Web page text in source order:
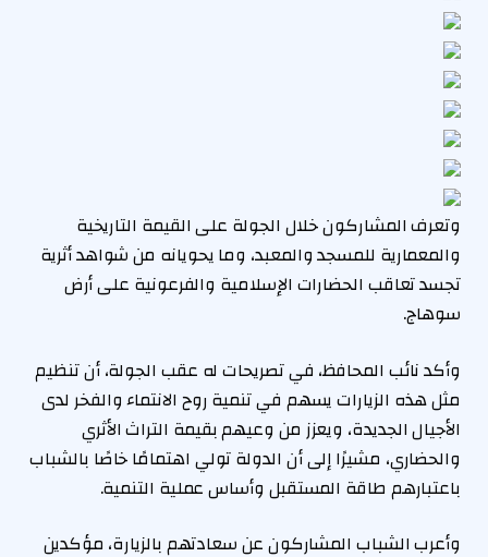
وتعرف المشاركون خلال الجولة على القيمة التاريخية
والمعمارية للمسجد والمعبد، وما يحويانه من شواهد أثرية
تجسد تعاقب الحضارات الإسلامية والفرعونية على أرض
سوهاج.
وأكد نائب المحافظ، في تصريحات له عقب الجولة، أن تنظيم
مثل هذه الزيارات يسهم في تنمية روح الانتماء والفخر لدى
الأجيال الجديدة، ويعزز من وعيهم بقيمة التراث الأثري
والحضاري، مشيرًا إلى أن الدولة تولي اهتمامًا خاصًا بالشباب
باعتبارهم طاقة المستقبل وأساس عملية التنمية.
وأعرب الشباب المشاركون عن سعادتهم بالزيارة، مؤكدين